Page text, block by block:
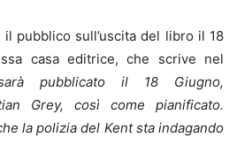
pubblico sull’uscita del libro il 18
casa editrice, che scrive nel
pubblicato il 18 Giugno,
Grey, così come pianificato.
la polizia del Kent sta indagando